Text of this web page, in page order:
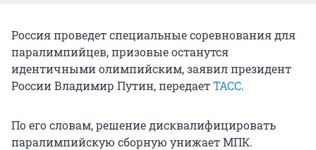
Россия проведет специальные соревнования для
паралимпийцев, призовые останутся
идентичными олимпийским, заявил президент
России Владимир Путин, передаетТАСС.
По его словам, решение дисквалифицировать
паралимпийскую сборную унижает МПК.